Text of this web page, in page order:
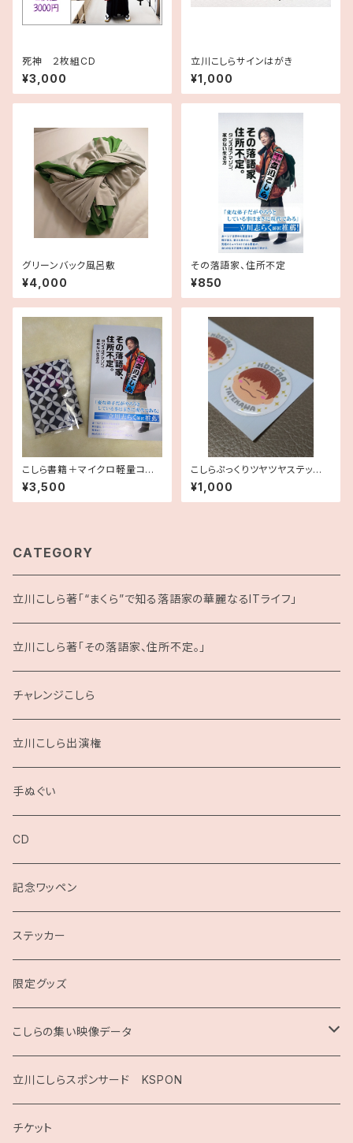
死神 ２枚組CD
¥3,000
立川こしらサインはがき
¥1,000
グリーンバック風呂敷
¥4,000
その落語家、住所不定
¥850
こしら書籍＋マイクロ軽量コン
パクト財布セット
¥3,500
こしらぷっくりツヤツヤステッカ
ー4枚入り
¥1,000
CATEGORY
立川こしら著「“まくら”で知る落語家の華麗なるITライフ」
立川こしら著「その落語家、住所不定。」
チャレンジこしら
立川こしら出演権
手ぬぐい
CD
記念ワッペン
ステッカー
限定グッズ
こしらの集い映像データ
2020
2019
立川こしらスポンサード KSPON
チケット